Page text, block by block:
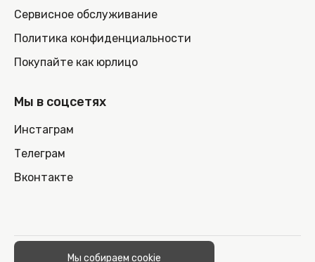
Сервисное обслуживание
Политика конфиденциальности
Покупайте как юрлицо
Мы в соцсетях
Инстаграм
Телеграм
Вконтакте
© 2026 100nout.by,Мы собираем cookie